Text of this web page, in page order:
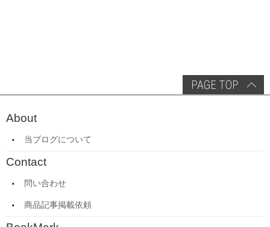
About
当ブログについて
Contact
問い合わせ
商品記事掲載依頼